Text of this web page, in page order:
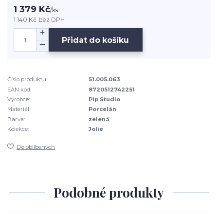
1 379 Kč/ks
1 140 Kč bez DPH
Přidat do košíku
Číslo produktu:
51.005.063
EAN kód:
8720512742251
Výrobce:
Pip Studio
Materiál:
Porcelán
Barva:
zelená
Kolekce:
Jolie
Do oblíbených
Podobné produkty